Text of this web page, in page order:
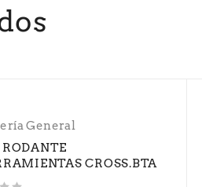
General
CROSS.BTA